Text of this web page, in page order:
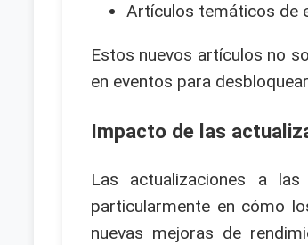
Artículos temáticos de
Estos nuevos artículos no
en eventos para
Impacto de las
Las actualizaciones a
particularmente en cómo
nuevas mejoras de